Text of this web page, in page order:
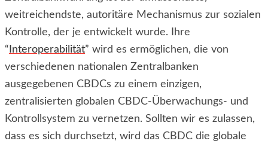
weitreichendste, autoritäre Mechanismus zur sozialen
Kontrolle, der je entwickelt wurde. Ihre
“ Interoperabilität” wird es ermöglichen, die von
verschiedenen nationalen Zentralbanken
ausgegebenen CBDCs zu einem einzigen,
zentralisierten globalen CBDC-Überwachungs- und
Kontrollsystem zu vernetzen. Sollten wir es zulassen,
dass es sich durchsetzt, wird das CBDC die globale